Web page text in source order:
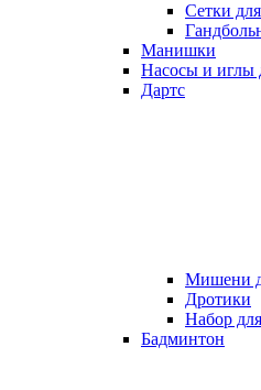
Сетки
Манишки
Насосы и иглы
Дартс
Мишени
Дротики
Набор
Бадминтон